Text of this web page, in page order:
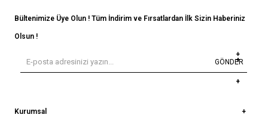
Bültenimize Üye Olun ! Tüm İndirim ve Fırsatlardan İlk Sizin Haberiniz
Olsun !
GÖNDER
Kurumsal